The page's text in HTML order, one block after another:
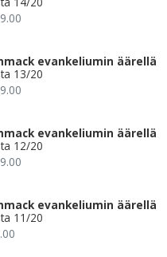
evankeliumin äärellä
13/20
evankeliumin äärellä
12/20
evankeliumin äärellä
11/20